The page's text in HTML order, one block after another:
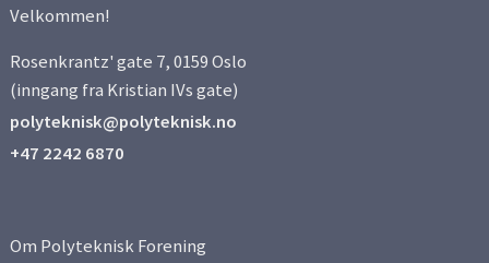
Side 7
Velkommen!
Rosenkrantz' gate 7, 0159 Oslo
(inngang fra Kristian IVs gate)
polyteknisk@polyteknisk.no
+47 2242 6870
Om Polyteknisk Forening